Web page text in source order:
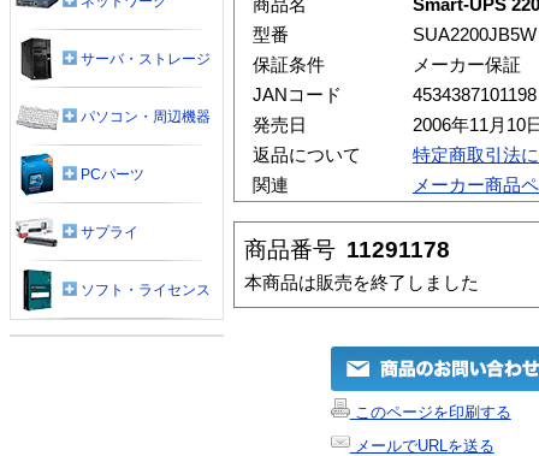
商品名
Smart-UPS
型番
SUA2200JB5W
保証条件
メーカー保証
JANコード
4534387101198
発売日
2006年11月10
返品について
特定商取引法
関連
メーカー商品
商品番号 11291178
本商品は販売を終了しました
このページを印刷する
メールでURLを送る
サーバ・ストレージ
パソコン・周辺機器
PCパーツ
サプライ
ソフト・ライセンス